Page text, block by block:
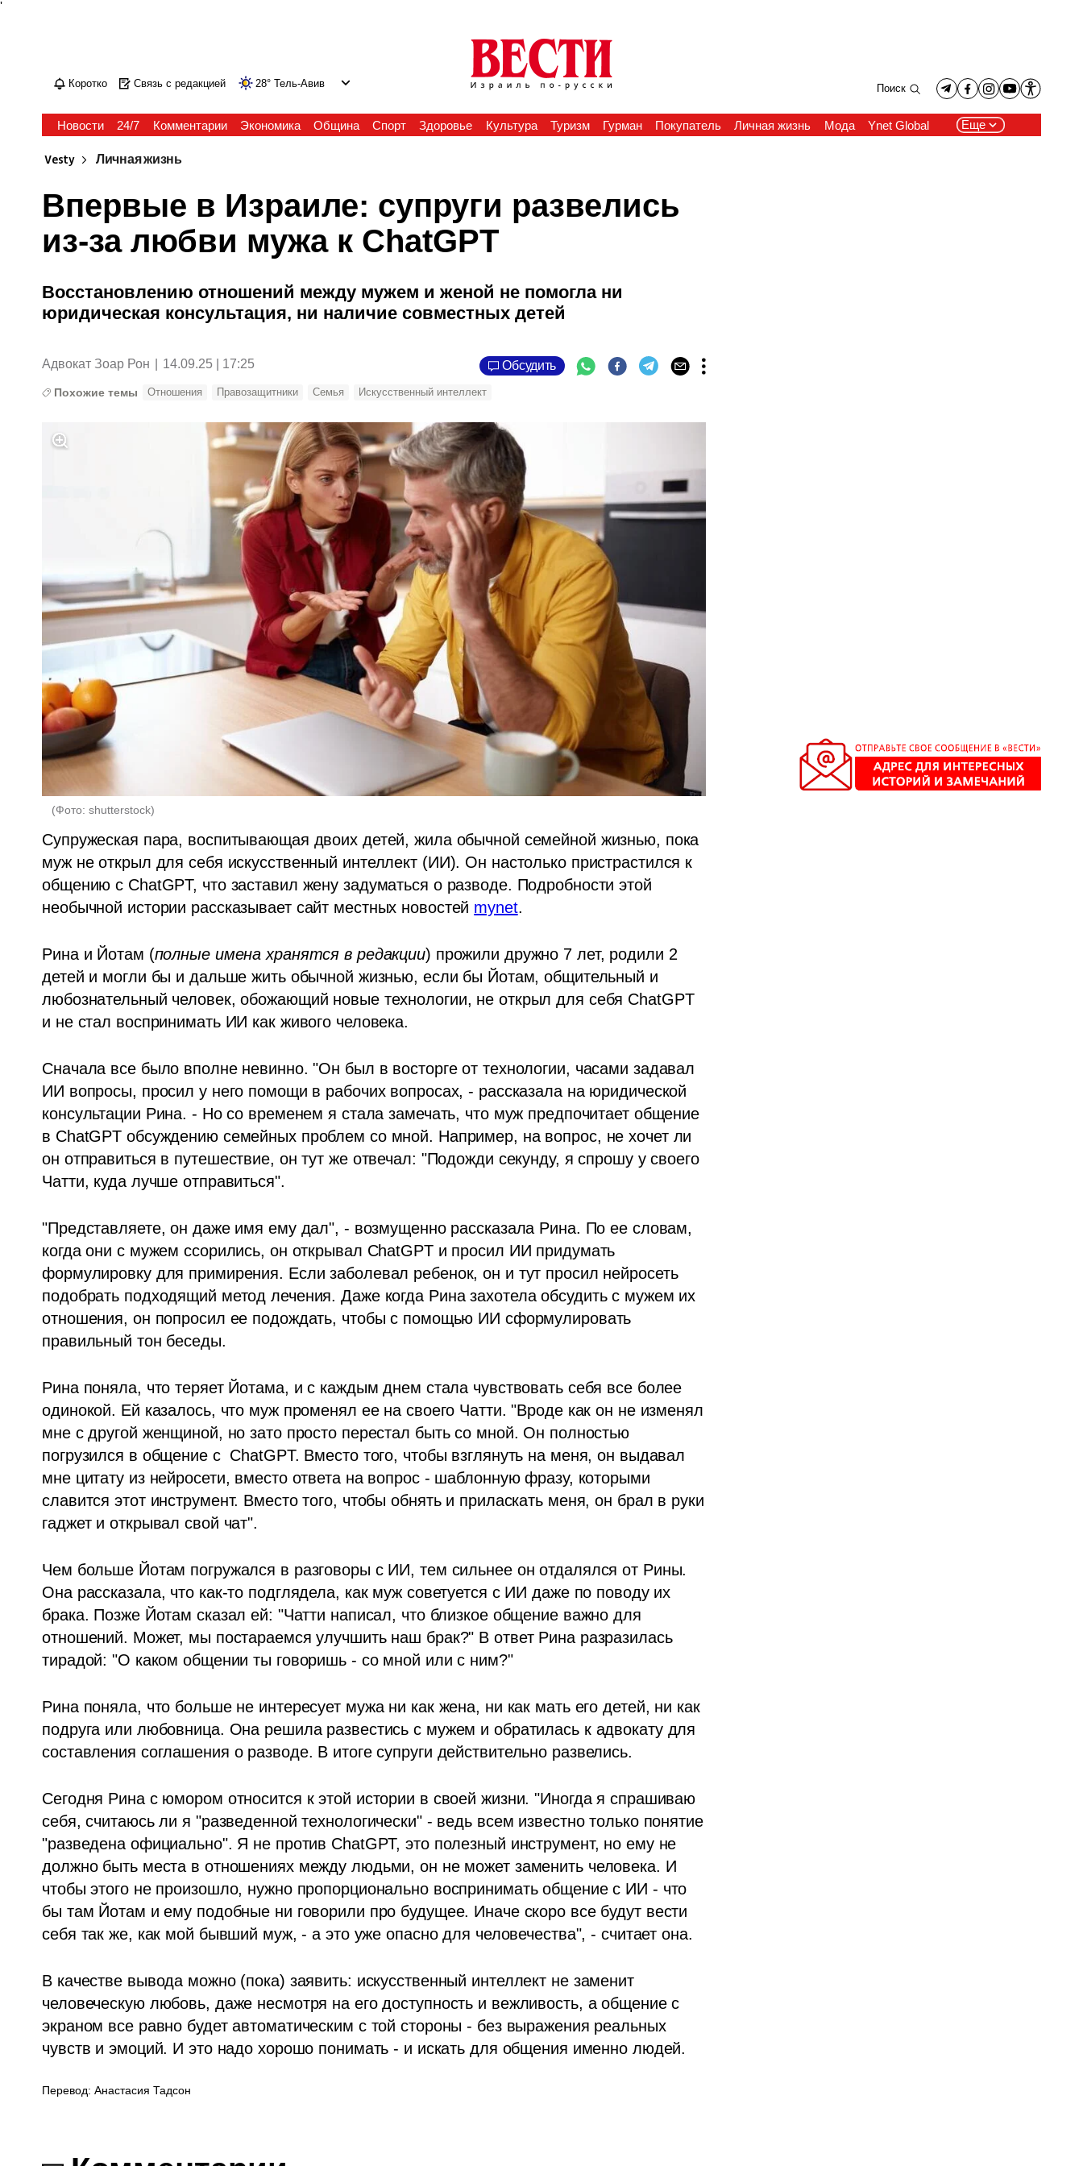
'
Коротко Связь с редакцией 28° Тель-Авив Поиск
Новости 24/7 Комментарии Экономика Община Спорт Здоровье Культура Туризм Гурман Покупатель Личная жизнь Мода Ynet Global Еще
Vesty Личная жизнь
Впервые в Израиле: супруги развелись
из-за любви мужа к ChatGPT
Восстановлению отношений между мужем и женой не помогла ни
юридическая консультация, ни наличие совместных детей
Адвокат Зоар Рон 14.09.25 | 17:25 Обсудить
Похожие темы Отношения Правозащитники Семья Искусственный интеллект
(Фото: shutterstock)
Супружеская пара, воспитывающая двоих детей, жила обычной семейной жизнью, пока
муж не открыл для себя искусственный интеллект (ИИ). Он настолько пристрастился к
общению с ChatGPT, что заставил жену задуматься о разводе. Подробности этой
необычной истории рассказывает сайт местных новостей mynet.
Рина и Йотам (полные имена хранятся в редакции) прожили дружно 7 лет, родили 2
детей и могли бы и дальше жить обычной жизнью, если бы Йотам, общительный и
любознательный человек, обожающий новые технологии, не открыл для себя ChatGPT
и не стал воспринимать ИИ как живого человека.
Сначала все было вполне невинно. "Он был в восторге от технологии, часами задавал
ИИ вопросы, просил у него помощи в рабочих вопросах, - рассказала на юридической
консультации Рина. - Но со временем я стала замечать, что муж предпочитает общение
в ChatGPT обсуждению семейных проблем со мной. Например, на вопрос, не хочет ли
он отправиться в путешествие, он тут же отвечал: "Подожди секунду, я спрошу у своего
Чатти, куда лучше отправиться".
"Представляете, он даже имя ему дал", - возмущенно рассказала Рина. По ее словам,
когда они с мужем ссорились, он открывал ChatGPT и просил ИИ придумать
формулировку для примирения. Если заболевал ребенок, он и тут просил нейросеть
подобрать подходящий метод лечения. Даже когда Рина захотела обсудить с мужем их
отношения, он попросил ее подождать, чтобы с помощью ИИ сформулировать
правильный тон беседы.
Рина поняла, что теряет Йотама, и с каждым днем стала чувствовать себя все более
одинокой. Ей казалось, что муж променял ее на своего Чатти. "Вроде как он не изменял
мне с другой женщиной, но зато просто перестал быть со мной. Он полностью
погрузился в общение с  ChatGPT. Вместо того, чтобы взглянуть на меня, он выдавал
мне цитату из нейросети, вместо ответа на вопрос - шаблонную фразу, которыми
славится этот инструмент. Вместо того, чтобы обнять и приласкать меня, он брал в руки
гаджет и открывал свой чат".
Чем больше Йотам погружался в разговоры с ИИ, тем сильнее он отдалялся от Рины.
Она рассказала, что как-то подглядела, как муж советуется с ИИ даже по поводу их
брака. Позже Йотам сказал ей: "Чатти написал, что близкое общение важно для
отношений. Может, мы постараемся улучшить наш брак?" В ответ Рина разразилась
тирадой: "О каком общении ты говоришь - со мной или с ним?"
Рина поняла, что больше не интересует мужа ни как жена, ни как мать его детей, ни как
подруга или любовница. Она решила развестись с мужем и обратилась к адвокату для
составления соглашения о разводе. В итоге супруги действительно развелись.
Сегодня Рина с юмором относится к этой истории в своей жизни. "Иногда я спрашиваю
себя, считаюсь ли я "разведенной технологически" - ведь всем известно только понятие
"разведена официально". Я не против ChatGPT, это полезный инструмент, но ему не
должно быть места в отношениях между людьми, он не может заменить человека. И
чтобы этого не произошло, нужно пропорционально воспринимать общение с ИИ - что
бы там Йотам и ему подобные ни говорили про будущее. Иначе скоро все будут вести
себя так же, как мой бывший муж, - а это уже опасно для человечества", - считает она.
В качестве вывода можно (пока) заявить: искусственный интеллект не заменит
человеческую любовь, даже несмотря на его доступность и вежливость, а общение с
экраном все равно будет автоматическим с той стороны - без выражения реальных
чувств и эмоций. И это надо хорошо понимать - и искать для общения именно людей.
Перевод: Анастасия Тадсон